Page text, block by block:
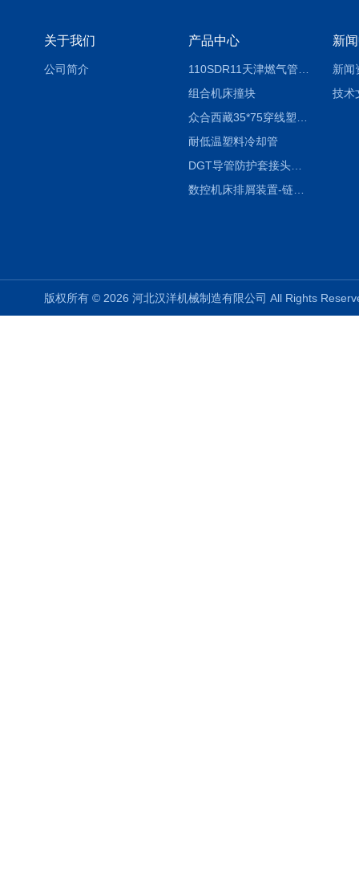
关于我们
公司简介
产品中心
组合机床撞块
耐低温塑料冷却管
DGT导管防护套接头形式与参数
数控机床排屑装置-链板式排屑机
新
新闻
技术
版权所有 © 2026 河北汉洋机械制造有限公司 All Rights